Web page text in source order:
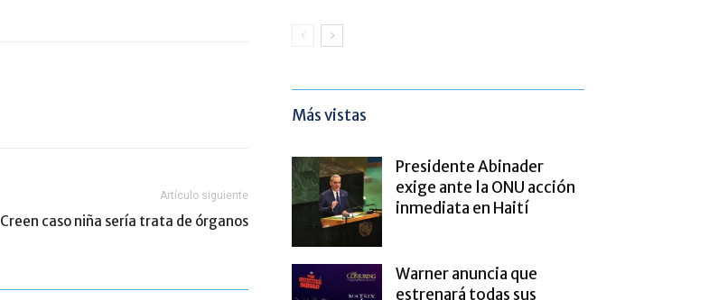
Artículo siguiente
Creen caso niña sería trata de órganos
Más vistas
Presidente Abinader
exige ante la ONU acción
inmediata en Haití
Warner anuncia que
estrenará todas sus